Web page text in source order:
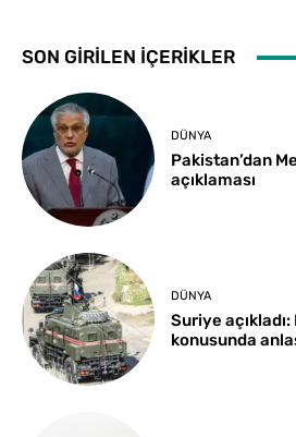
SON GİRİLEN İÇERİKLER
DÜNYA
Pakistan’dan
açıklaması
DÜNYA
Suriye
konusunda